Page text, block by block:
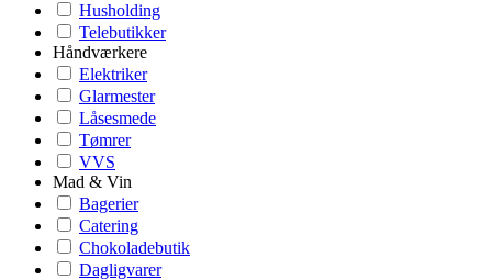
Husholding
Telebutikker
Håndværkere
Elektriker
Glarmester
Låsesmede
Tømrer
VVS
Mad & Vin
Bagerier
Catering
Chokoladebutik
Dagligvarer